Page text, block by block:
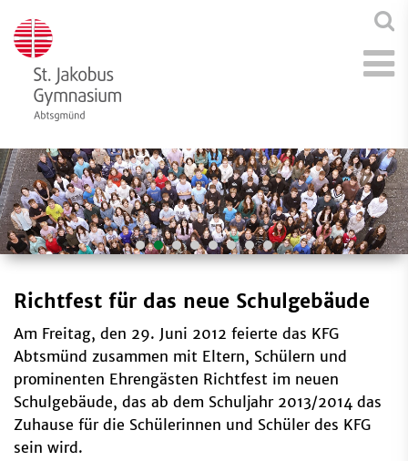
Richtfest für das neue Schulgebäude
Am Freitag, den 29. Juni 2012 feierte das KFG
Abtsmünd zusammen mit Eltern, Schülern und
prominenten Ehrengästen Richtfest im neuen
Schulgebäude, das ab dem Schuljahr 2013/2014 das
Zuhause für die Schülerinnen und Schüler des KFG
sein wird.